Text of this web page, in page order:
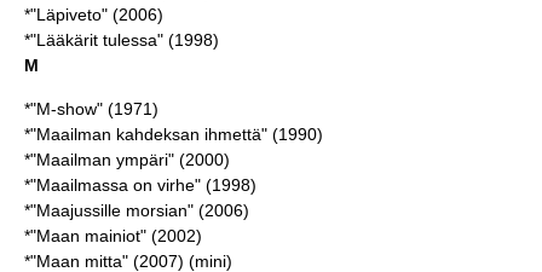
*"Läpiveto" (2006)
*"Lääkärit tulessa" (1998)
M
*"M-show" (1971)
*"Maailman kahdeksan ihmettä" (1990)
*"Maailman ympäri" (2000)
*"Maailmassa on virhe" (1998)
*"Maajussille morsian" (2006)
*"Maan mainiot" (2002)
*"Maan mitta" (2007) (mini)